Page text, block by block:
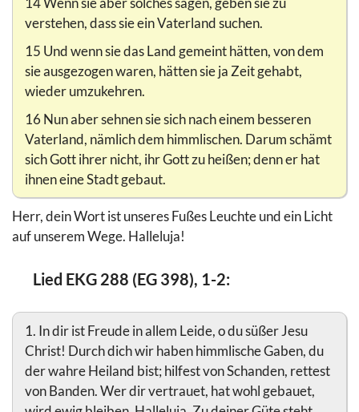
verstehen, dass sie ein Vaterland suchen.
15 Und wenn sie das Land gemeint hätten, von dem
sie ausgezogen waren, hätten sie ja Zeit gehabt,
wieder umzukehren.
16 Nun aber sehnen sie sich nach einem besseren
Vaterland, nämlich dem himmlischen. Darum schämt
sich Gott ihrer nicht, ihr Gott zu heißen; denn er hat
ihnen eine Stadt gebaut.
Herr, dein Wort ist unseres Fußes Leuchte und ein Licht
auf unserem Wege. Halleluja!
Lied EKG 288 (EG 398), 1-2:
1. In dir ist Freude in allem Leide, o du süßer Jesu
Christ! Durch dich wir haben himmlische Gaben, du
der wahre Heiland bist; hilfest von Schanden, rettest
von Banden. Wer dir vertrauet, hat wohl gebauet,